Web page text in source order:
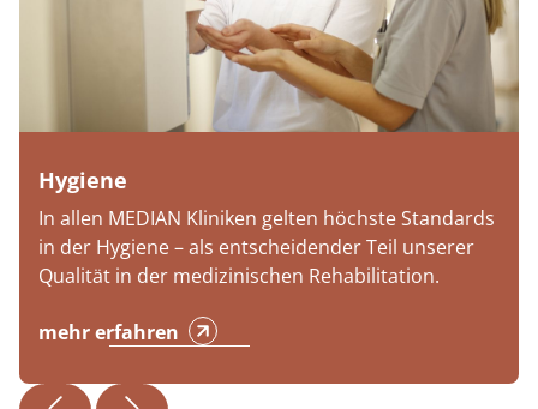
Hygiene
In allen MEDIAN Kliniken gelten höchste Standards
in der Hygiene – als entscheidender Teil unserer
Qualität in der medizinischen Rehabilitation.
mehr erfahren